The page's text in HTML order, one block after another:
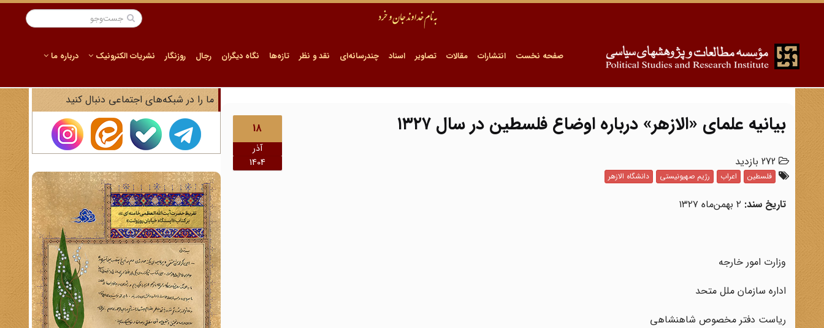
صفحه نخست انتشارات مقالات تصاویر اسناد چندرسانه‌ای نقد و نظر تازه‌ها نگاه دیگران رجال روزنگار نشریات الکترونیک درباره ما
18
آذر
1404
بیانیه علمای «الازهر» درباره اوضاع فلسطین در سال ۱۳۲۷
فلسطین اعراب رژیم صهیونیستی دانشگاه الازهر
تاریخ سند:
وزارت امور خارجه
اداره سازمان ملل متحد
ریاست دفتر مخصوص شاهنشاهی
ما را در شبکه‌های اجتماعی دنبال کنید